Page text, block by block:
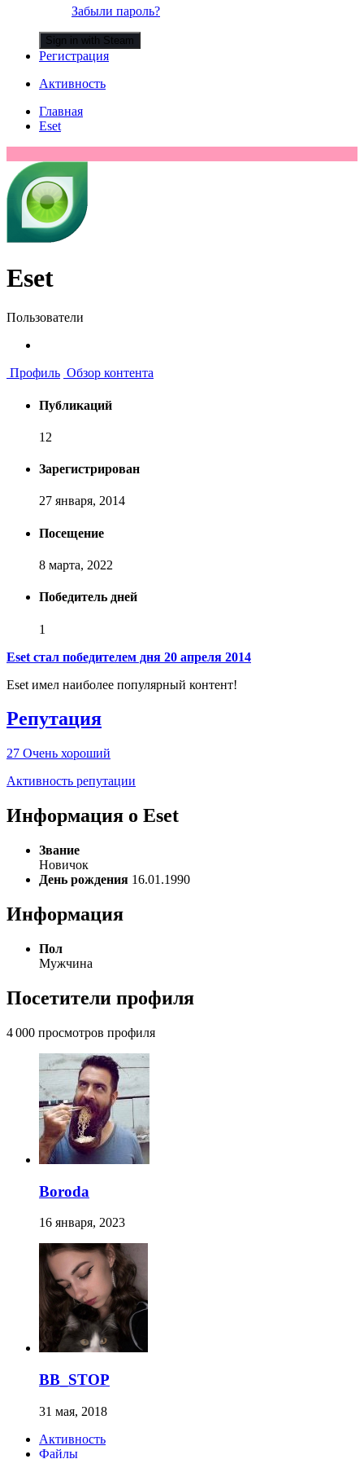
Забыли пароль?
Sign in with Steam
Регистрация
Активность
Главная
Eset
Eset
Пользователи
Профиль Обзор контента
Публикаций
12
Зарегистрирован
27 января, 2014
Посещение
8 марта, 2022
Победитель дней
1
Eset стал победителем дня 20 апреля 2014
Eset имел наиболее популярный контент!
Репутация
27 Очень хороший
Активность репутации
Информация о Eset
Звание
Новичок
День рождения 16.01.1990
Информация
Пол
Мужчина
Посетители профиля
4 000 просмотров профиля
Boroda
16 января, 2023
BB_STOP
31 мая, 2018
Активность
Файлы